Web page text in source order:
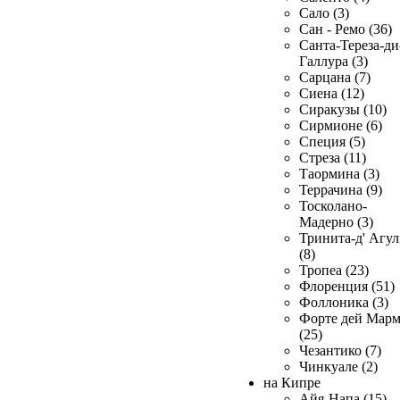
Сало (3)
Сан - Ремо (36)
Санта-Тереза-
Галлура (3)
Сарцана (7)
Сиена (12)
Сиракузы (10)
Сирмионе (6)
Специя (5)
Стреза (11)
Таормина (3)
Террачина (9)
Тосколано-
Мадерно (3)
Тринита-д'
(8)
Тропеа (23)
Флоренция (51)
Фоллоника (3)
Форте дей
(25)
Чезантико (7)
Чинкуале (2)
на Кипре